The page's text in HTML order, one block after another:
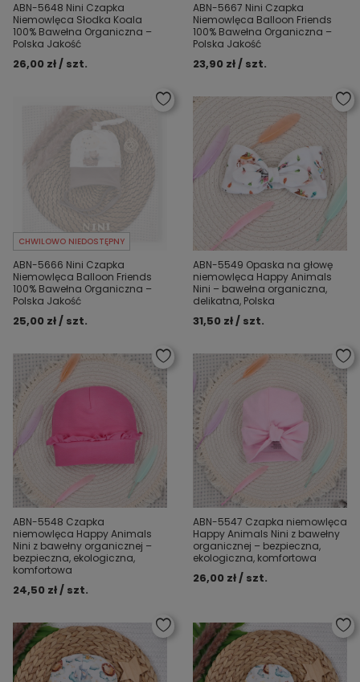
ABN-5648 Nini Czapka
Niemowlęca Słodka Koala
100% Bawełna Organiczna –
Polska Jakość
26,00 zł / szt.
ABN-5667 Nini Czapka
Niemowlęca Balloon Friends
100% Bawełna Organiczna –
Polska Jakość
23,90 zł / szt.
CHWILOWO NIEDOSTĘPNY
ABN-5666 Nini Czapka
Niemowlęca Balloon Friends
100% Bawełna Organiczna –
Polska Jakość
25,00 zł / szt.
ABN-5549 Opaska na głowę
niemowlęca Happy Animals
Nini – bawełna organiczna,
delikatna, Polska
31,50 zł / szt.
ABN-5548 Czapka
niemowlęca Happy Animals
Nini z bawełny organicznej –
bezpieczna, ekologiczna,
komfortowa
24,50 zł / szt.
ABN-5547 Czapka niemowlęca
Happy Animals Nini z bawełny
organicznej – bezpieczna,
ekologiczna, komfortowa
26,00 zł / szt.